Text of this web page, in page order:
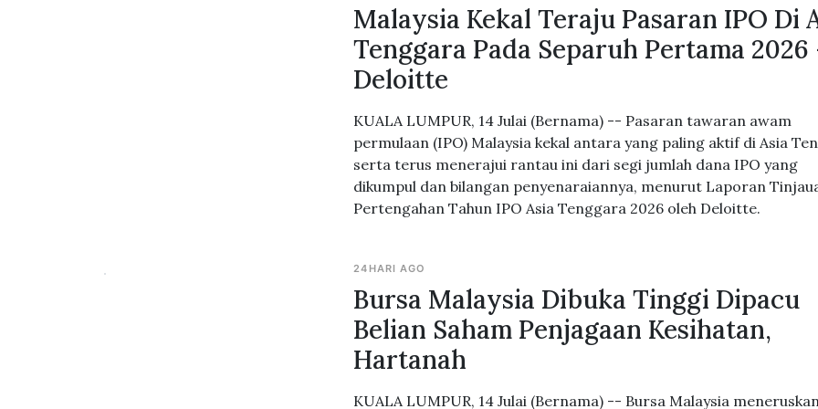
Malaysia Kekal Teraju Pasaran IPO Di
Tenggara Pada Separuh Pertama 2026
Deloitte
KUALA LUMPUR, 14 Julai (Bernama) -- Pasaran tawaran awam
permulaan (IPO) Malaysia kekal antara yang paling aktif di Asia
serta terus menerajui rantau ini dari segi jumlah dana IPO yang
dikumpul dan bilangan penyenaraiannya, menurut Laporan
Pertengahan Tahun IPO Asia Tenggara 2026 oleh Deloitte.
24HARI AGO
Bursa Malaysia Dibuka Tinggi Dipacu
Belian Saham Penjagaan Kesihatan,
Hartanah
KUALA LUMPUR, 14 Julai (Bernama) -- Bursa Malaysia